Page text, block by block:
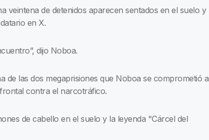
veintena de detenidos aparecen sentados en el suelo y
en X.
dijo Noboa.
de las dos megaprisiones que Noboa se comprometió a
contra el narcotráfico.
de cabello en el suelo y la leyenda "Cárcel del